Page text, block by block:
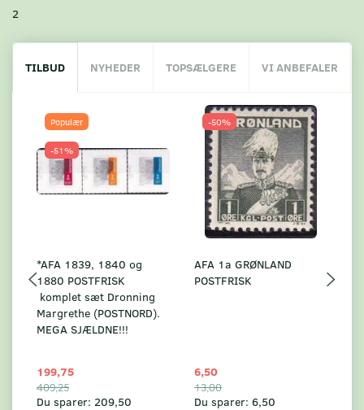
2
TILBUD NYHEDER TOPSÆLGERE VI ANBEFALER
Populær
-51%
*AFA 1839, 1840 og
1880 POSTFRISK
komplet sæt Dronning
Margrethe (POSTNORD).
MEGA SJÆLDNE!!!
199,75
409,25
Du sparer: 209,50
-50%
AFA 1a GRØNLAND
POSTFRISK
6,50
13,00
Du sparer: 6,50